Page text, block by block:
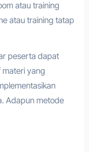
atau training
atau training tatap
peserta dapat
materi yang
Adapun metode